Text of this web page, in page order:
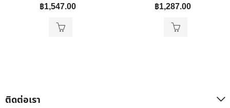
฿1,547.00 ฿1,287.00
ติดต่อเรา